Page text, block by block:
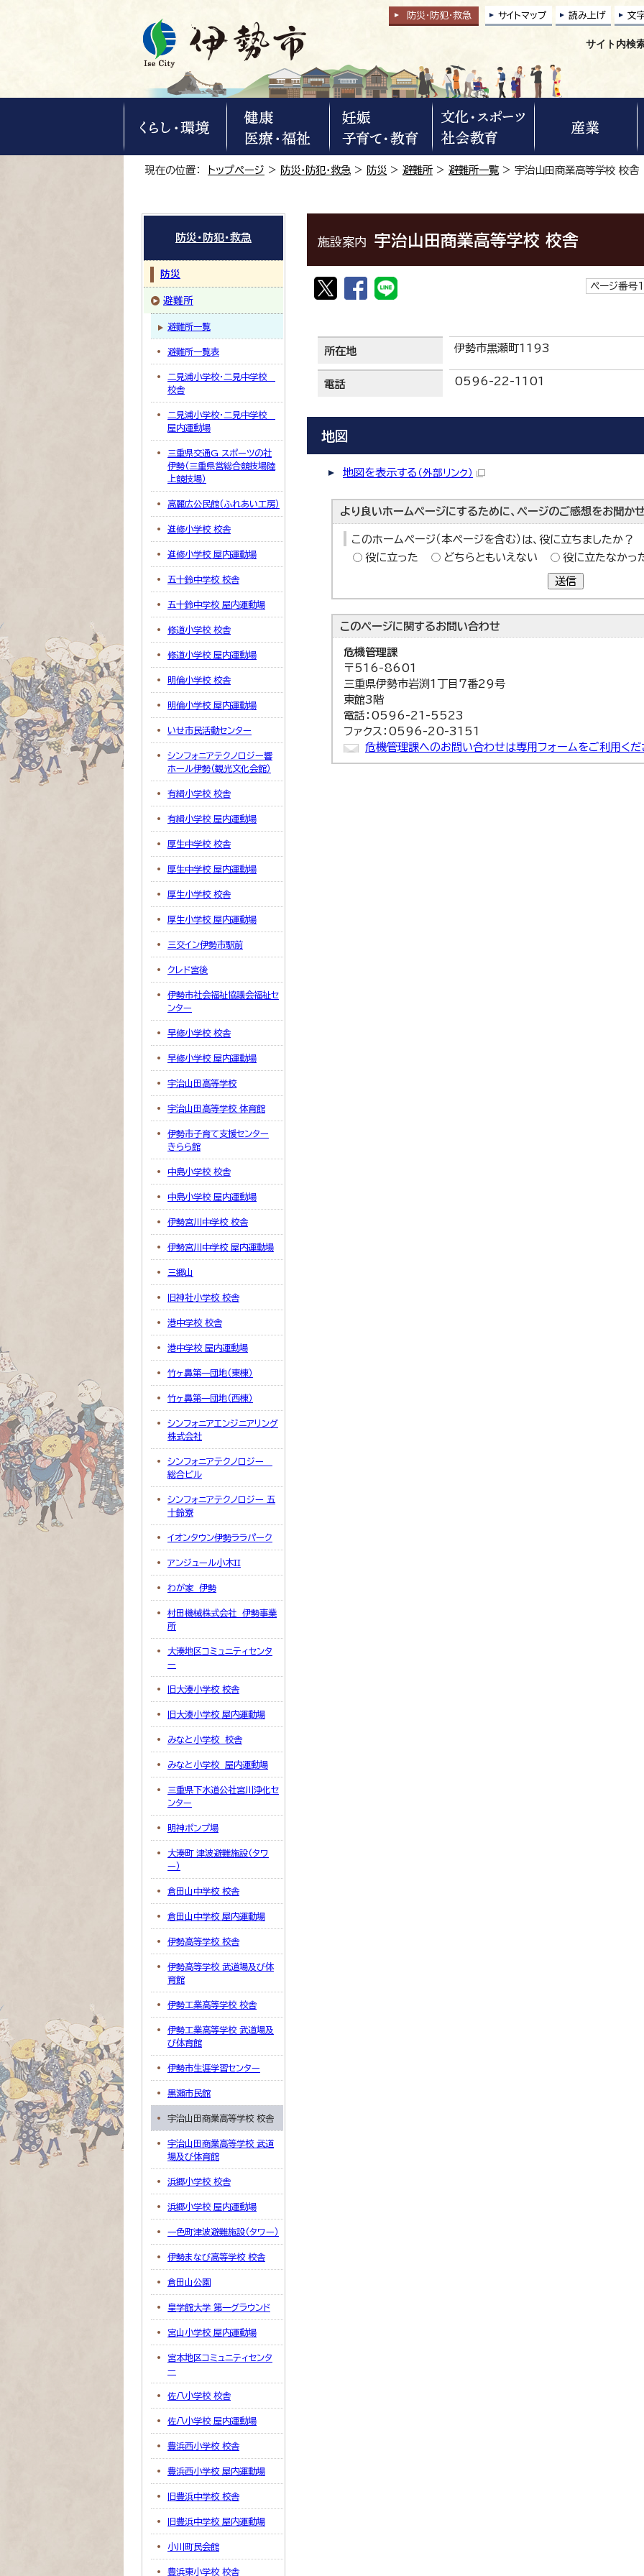
防災・防犯・救急 サイトマップ 読み上げ 文
サイト内検
現在の位置： トップページ > 防災・防犯・救急 > 防災 > 避難所 > 避難所一覧 > 宇治山田商業高等学校 校舎
施設案内 宇治山田商業高等学校 校舎
ページ番
所在地 伊勢市黒瀬町1193
電話 0596-22-1101
地図
地図を表示する （外部リンク）
より良いホームページにするために、ページのご感想をお聞か
このホームページ（本ページを含む）は、役に立ちましたか？
役に立った
どちらともいえない 役に立たなかっ
送信
このページに関するお問い合わせ
危機管理課
〒516-8601
三重県伊勢市岩渕1丁目7番29号
東館3階
電話：0596-21-5523
ファクス：0596-20-3151
危機管理課へのお問い合わせは専用フォームをご利用くだ
防災・防犯・救急
防災
避難所
避難所一覧
避難所一覧表
二見浦小学校・二見中学校
校舎
二見浦小学校・二見中学校
屋内運動場
三重県交通G スポーツの社
伊勢（三重県営総合競技場陸
上競技場）
高麗広公民館（ふれあい工房）
進修小学校 校舎
進修小学校 屋内運動場
五十鈴中学校 校舎
五十鈴中学校 屋内運動場
修道小学校 校舎
修道小学校 屋内運動場
明倫小学校 校舎
明倫小学校 屋内運動場
いせ市民活動センター
シンフォニアテクノロジー響
ホール伊勢（観光文化会館）
有緝小学校 校舎
有緝小学校 屋内運動場
厚生中学校 校舎
厚生中学校 屋内運動場
厚生小学校 校舎
厚生小学校 屋内運動場
三交イン伊勢市駅前
クレド宮後
伊勢市社会福祉協議会福祉セ
ンター
早修小学校 校舎
早修小学校 屋内運動場
宇治山田高等学校
宇治山田高等学校 体育館
伊勢市子育て支援センター
きらら館
中島小学校 校舎
中島小学校 屋内運動場
伊勢宮川中学校 校舎
伊勢宮川中学校 屋内運動場
三郷山
旧神社小学校 校舎
港中学校 校舎
港中学校 屋内運動場
竹ヶ鼻第一団地（東棟）
竹ヶ鼻第一団地（西棟）
シンフォニアエンジニアリング
株式会社
シンフォニアテクノロジー
総合ビル
シンフォニアテクノロジー 五
十鈴寮
イオンタウン伊勢ララパーク
アンジュール小木II
わが家 伊勢
村田機械株式会社 伊勢事業
所
大湊地区コミュニティセンタ
ー
旧大湊小学校 校舎
旧大湊小学校 屋内運動場
みなと小学校 校舎
みなと小学校 屋内運動場
三重県下水道公社宮川浄化セ
ンター
明神ポンプ場
大湊町 津波避難施設（タワ
ー）
倉田山中学校 校舎
倉田山中学校 屋内運動場
伊勢高等学校 校舎
伊勢高等学校 武道場及び体
育館
伊勢工業高等学校 校舎
伊勢工業高等学校 武道場及
び体育館
伊勢市生涯学習センター
黒瀬市民館
宇治山田商業高等学校 校舎
宇治山田商業高等学校 武道
場及び体育館
浜郷小学校 校舎
浜郷小学校 屋内運動場
一色町津波避難施設（タワー）
伊勢まなび高等学校 校舎
倉田山公園
皇学館大学 第一グラウンド
宮山小学校 屋内運動場
宮本地区コミュニティセンタ
ー
佐八小学校 校舎
佐八小学校 屋内運動場
豊浜西小学校 校舎
豊浜西小学校 屋内運動場
旧豊浜中学校 校舎
旧豊浜中学校 屋内運動場
小川町民会館
豊浜東小学校 校舎